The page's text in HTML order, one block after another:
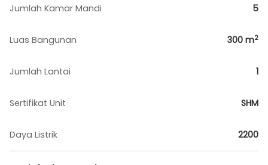
Jumlah Kamar Mandi 5
Luas Bangunan 300 m2
Jumlah Lantai 1
Sertifikat Unit SHM
Daya Listrik 2200